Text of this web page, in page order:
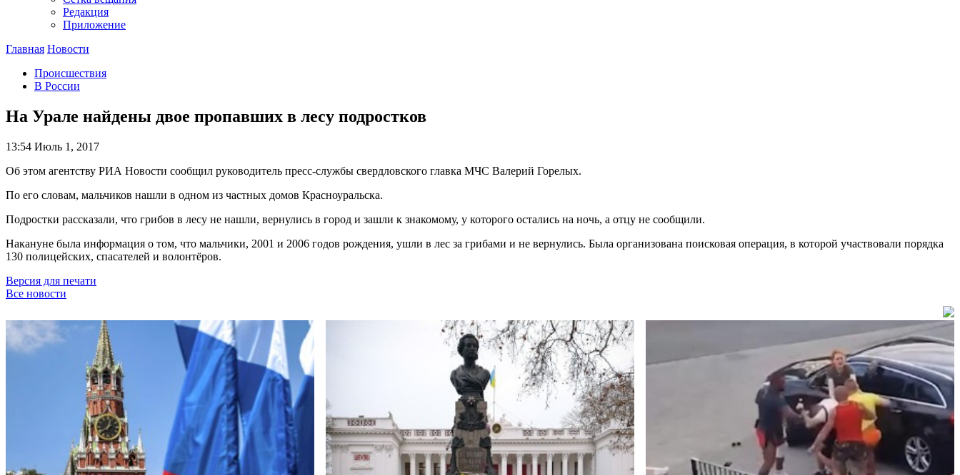
Редакция
Приложение
Главная Новости
Происшествия
В России
На Урале найдены двое пропавших в лесу подростков
13:54 Июль 1, 2017
Об этом агентству РИА Новости сообщил руководитель пресс-службы свердловского главка МЧС Валерий Горелых.
По его словам, мальчиков нашли в одном из частных домов Красноуральска.
Подростки рассказали, что грибов в лесу не нашли, вернулись в город и зашли к знакомому, у которого остались на ночь, а отцу не сообщили.
Накануне была информация о том, что мальчики, 2001 и 2006 годов рождения, ушли в лес за грибами и не вернулись. Была организована поисковая операция, в которой участвовали порядка
130 полицейских, спасателей и волонтёров.
Версия для печати
Все новости